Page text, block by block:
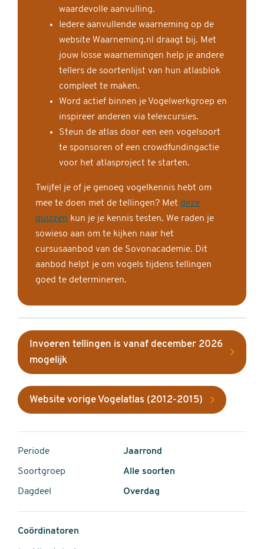
waardevolle aanvulling.
Iedere aanvullende waarneming op de
website Waarneming.nl draagt bij. Met
jouw losse waarnemingen help je andere
tellers de soortenlijst van hun atlasblok
compleet te maken.
Word actief binnen je Vogelwerkgroep en
inspireer anderen via telexcursies.
Steun de atlas door een een vogelsoort
te sponsoren of een crowdfundingactie
voor het atlasproject te starten.
Twijfel je of je genoeg vogelkennis hebt om
mee te doen met de tellingen? Met deze
quizzen kun je je kennis testen. We raden je
sowieso aan om te kijken naar het
cursusaanbod van de Sovonacademie. Dit
aanbod helpt je om vogels tijdens tellingen
goed te determineren.
Invoeren tellingen is vanaf december 2026
mogelijk
Website vorige Vogelatlas (2012-2015)
Periode Jaarrond
Soortgroep Alle soorten
Dagdeel Overdag
Coördinatoren